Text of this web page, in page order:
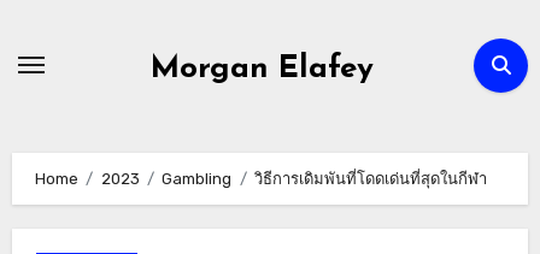
Morgan Elafey
Home 2023 Gambling วิธีการเดิมพันที่โดดเด่นที่สุดในกีฬา